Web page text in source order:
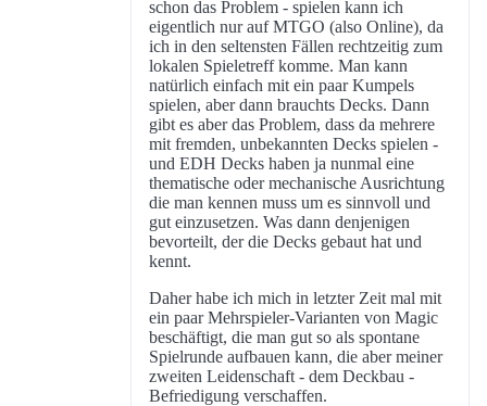
schon das Problem - spielen kann ich
eigentlich nur auf MTGO (also Online), da
ich in den seltensten Fällen rechtzeitig zum
lokalen Spieletreff komme. Man kann
natürlich einfach mit ein paar Kumpels
spielen, aber dann brauchts Decks. Dann
gibt es aber das Problem, dass da mehrere
mit fremden, unbekannten Decks spielen -
und EDH Decks haben ja nunmal eine
thematische oder mechanische Ausrichtung
die man kennen muss um es sinnvoll und
gut einzusetzen. Was dann denjenigen
bevorteilt, der die Decks gebaut hat und
kennt.
Daher habe ich mich in letzter Zeit mal mit
ein paar Mehrspieler-Varianten von Magic
beschäftigt, die man gut so als spontane
Spielrunde aufbauen kann, die aber meiner
zweiten Leidenschaft - dem Deckbau -
Befriedigung verschaffen.